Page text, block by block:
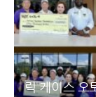
릭 케이스 오